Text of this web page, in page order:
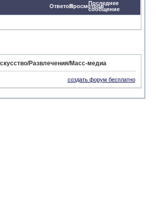
ОтветовПросмотровПоследнее
сообщение
Развлечения/Масс-медиа
создать форум бесплатно